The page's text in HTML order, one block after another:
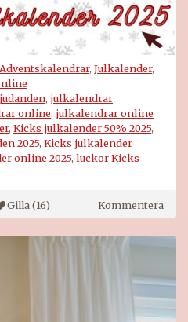
Adventskalendrar, Julkalender,
, julkalendrar
online, julkalendrar online
, Kicks julkalender 50% 2025,
2025, Kicks julkalender
online 2025, luckor Kicks
Gilla (16) Kommenterapå